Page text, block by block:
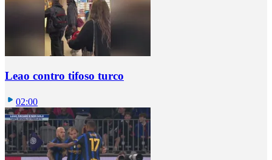
Leao contro tifoso turco
02:00